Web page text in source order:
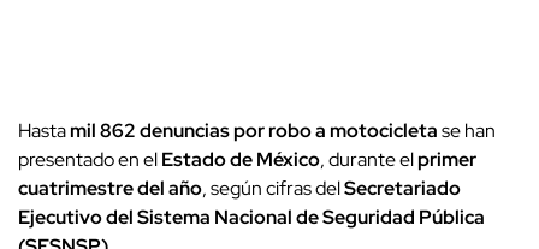
Hastamil 862 denuncias por robo a motocicletase han
presentado en elEstado de México, durante elprimer
cuatrimestre del año, según cifras delSecretariado
Ejecutivo del Sistema Nacional de Seguridad Pública